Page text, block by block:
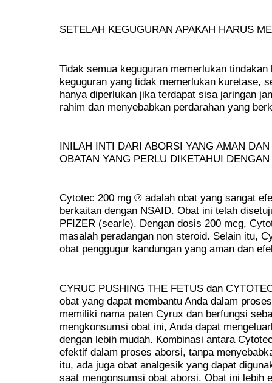
SETELAH KEGUGURAN APAKAH HARUS
Tidak semua keguguran memerlukan
keguguran yang tidak memerlukan kuretase,
hanya diperlukan jika terdapat sisa jaringan
rahim dan menyebabkan perdarahan yang
INILAH INTI DARI ABORSI YANG AMAN
OBATAN YANG PERLU DIKETAHUI
Cytotec 200 mg ® adalah obat yang sangat
berkaitan dengan NSAID. Obat ini telah
PFIZER (searle). Dengan dosis 200 mcg,
masalah peradangan non steroid. Selain itu,
obat penggugur kandungan yang aman dan
CYRUC PUSHING THE FETUS dan
obat yang dapat membantu Anda dalam
memiliki nama paten Cyrux dan berfungsi
mengkonsumsi obat ini, Anda dapat
dengan lebih mudah. Kombinasi antara
efektif dalam proses aborsi, tanpa
itu, ada juga obat analgesik yang dapat
saat mengonsumsi obat aborsi. Obat ini lebih